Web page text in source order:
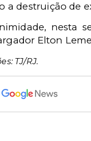
a destruição de
nesta
Elton
TJ/RJ.